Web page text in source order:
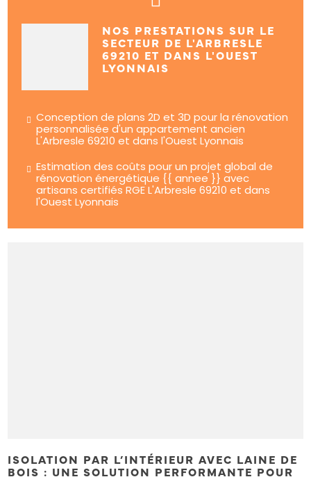
NOS PRESTATIONS SUR LE
SECTEUR DE L'ARBRESLE
69210 ET DANS L'OUEST
LYONNAIS
Conception de plans 2D et 3D pour la rénovation
personnalisée d'un appartement ancien
L'Arbresle 69210 et dans l'Ouest Lyonnais
Estimation des coûts pour un projet global de
rénovation énergétique {{ annee }} avec
artisans certifiés RGE L'Arbresle 69210 et dans
l'Ouest Lyonnais
ISOLATION PAR L’INTÉRIEUR AVEC LAINE DE
BOIS : UNE SOLUTION PERFORMANTE POUR